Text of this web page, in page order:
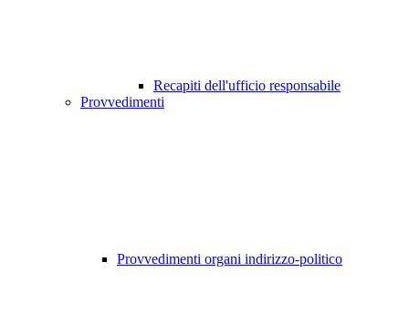
Recapiti dell'ufficio responsabile
Provvedimenti
Provvedimenti organi indirizzo-politico